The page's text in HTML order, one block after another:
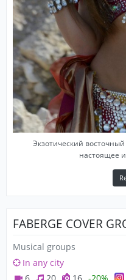
Экзотический
настоящее
FABERGE COVER
Musical groups
In any city